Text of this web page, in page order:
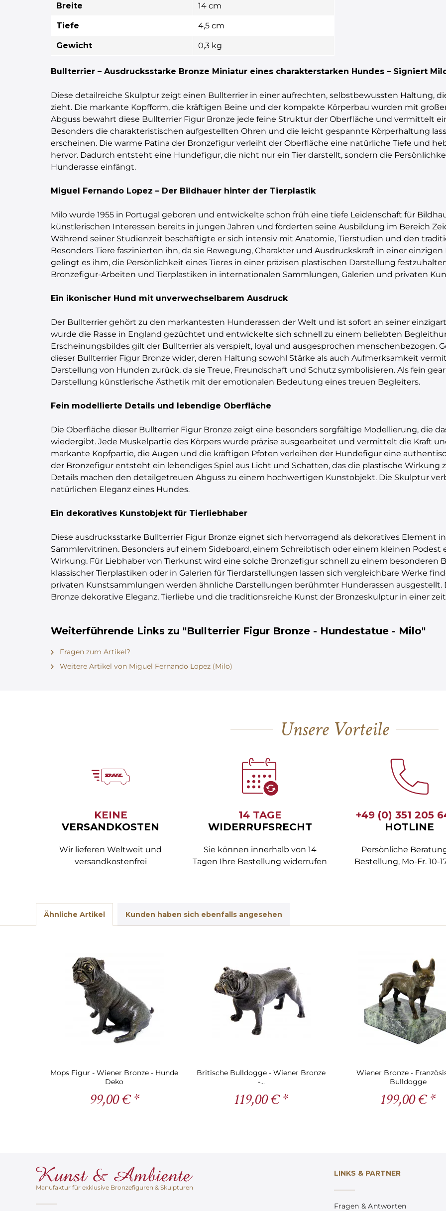
Breite 14 cm
Tiefe 4,5 cm
Gewicht 0,3 kg
Bullterrier – Ausdrucksstarke Bronze Miniatur eines charakterstarken Hundes – Signiert
Diese detailreiche Skulptur zeigt einen Bullterrier in einer aufrechten, selbstbewussten Haltung,
zieht. Die markante Kopfform, die kräftigen Beine und der kompakte Körperbau wurden mit
Abguss bewahrt diese Bullterrier Figur Bronze jede feine Struktur der Oberfläche und vermittelt
Besonders die charakteristischen aufgestellten Ohren und die leicht gespannte Körperhaltung
erscheinen. Die warme Patina der Bronzefigur verleiht der Oberfläche eine natürliche Tiefe und
hervor. Dadurch entsteht eine Hundefigur, die nicht nur ein Tier darstellt, sondern die
Hunderasse einfängt.
Miguel Fernando Lopez – Der Bildhauer hinter der Tierplastik
Milo wurde 1955 in Portugal geboren und entwickelte schon früh eine tiefe Leidenschaft für
künstlerischen Interessen bereits in jungen Jahren und förderten seine Ausbildung im Bereich
Während seiner Studienzeit beschäftigte er sich intensiv mit Anatomie, Tierstudien und den
Besonders Tiere faszinierten ihn, da sie Bewegung, Charakter und Ausdruckskraft in einer
gelingt es ihm, die Persönlichkeit eines Tieres in einer präzisen plastischen Darstellung
Bronzefigur-Arbeiten und Tierplastiken in internationalen Sammlungen, Galerien und privaten
Ein ikonischer Hund mit unverwechselbarem Ausdruck
Der Bullterrier gehört zu den markantesten Hunderassen der Welt und ist sofort an seiner
wurde die Rasse in England gezüchtet und entwickelte sich schnell zu einem beliebten
Erscheinungsbildes gilt der Bullterrier als verspielt, loyal und ausgesprochen menschenbezogen.
dieser Bullterrier Figur Bronze wider, deren Haltung sowohl Stärke als auch Aufmerksamkeit
Darstellung von Hunden zurück, da sie Treue, Freundschaft und Schutz symbolisieren. Als fein
Darstellung künstlerische Ästhetik mit der emotionalen Bedeutung eines treuen Begleiters.
Fein modellierte Details und lebendige Oberfläche
Die Oberfläche dieser Bullterrier Figur Bronze zeigt eine besonders sorgfältige Modellierung, die
wiedergibt. Jede Muskelpartie des Körpers wurde präzise ausgearbeitet und vermittelt die Kraft
markante Kopfpartie, die Augen und die kräftigen Pfoten verleihen der Hundefigur eine
der Bronzefigur entsteht ein lebendiges Spiel aus Licht und Schatten, das die plastische Wirkung
Details machen den detailgetreuen Abguss zu einem hochwertigen Kunstobjekt. Die Skulptur
natürlichen Eleganz eines Hundes.
Ein dekoratives Kunstobjekt für Tierliebhaber
Diese ausdrucksstarke Bullterrier Figur Bronze eignet sich hervorragend als dekoratives Element
Sammlervitrinen. Besonders auf einem Sideboard, einem Schreibtisch oder einem kleinen
Wirkung. Für Liebhaber von Tierkunst wird eine solche Bronzefigur schnell zu einem besonderen
klassischer Tierplastiken oder in Galerien für Tierdarstellungen lassen sich vergleichbare Werke
privaten Kunstsammlungen werden ähnliche Darstellungen berühmter Hunderassen
Bronze dekorative Eleganz, Tierliebe und die traditionsreiche Kunst der Bronzeskulptur in einer
Weiterführende Links zu "Bullterrier Figur Bronze - Hundestatue - Milo"
Fragen zum Artikel?
Weitere Artikel von Miguel Fernando Lopez (Milo)
Unsere Vorteile
KEINE
VERSANDKOSTEN
Wir lieferen Weltweit und
versandkostenfrei
14 TAGE
WIDERRUFSRECHT
Sie können innerhalb von 14
Tagen Ihre Bestellung widerrufen
+49 (0) 351 205
HOTLINE
Persönliche
Bestellung, Mo-Fr. 10-
Ähnliche Artikel Kunden haben sich ebenfalls angesehen
Mops Figur - Wiener Bronze - Hunde
Deko
99,00 € *
Britische Bulldogge - Wiener Bronze
-...
119,00 € *
Wiener Bronze -
Bulldogge
199,00 € *
Manufaktur für exklusive Bronzefiguren & Skulpturen
LINKS & PARTNER
Fragen & Antworten